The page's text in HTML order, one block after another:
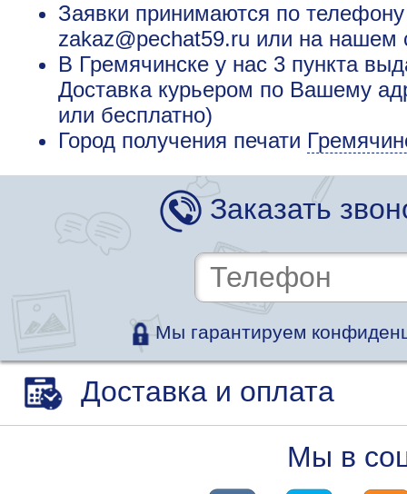
Заявки принимаются по
zakaz@pechat59.ru или на нашем
В Гремячинске у нас 3 пункта
Доставка курьером по Вашему
или бесплатно)
Город получения печати
Заказать
Мы гарантируем
Доставка и оплата
Мы в